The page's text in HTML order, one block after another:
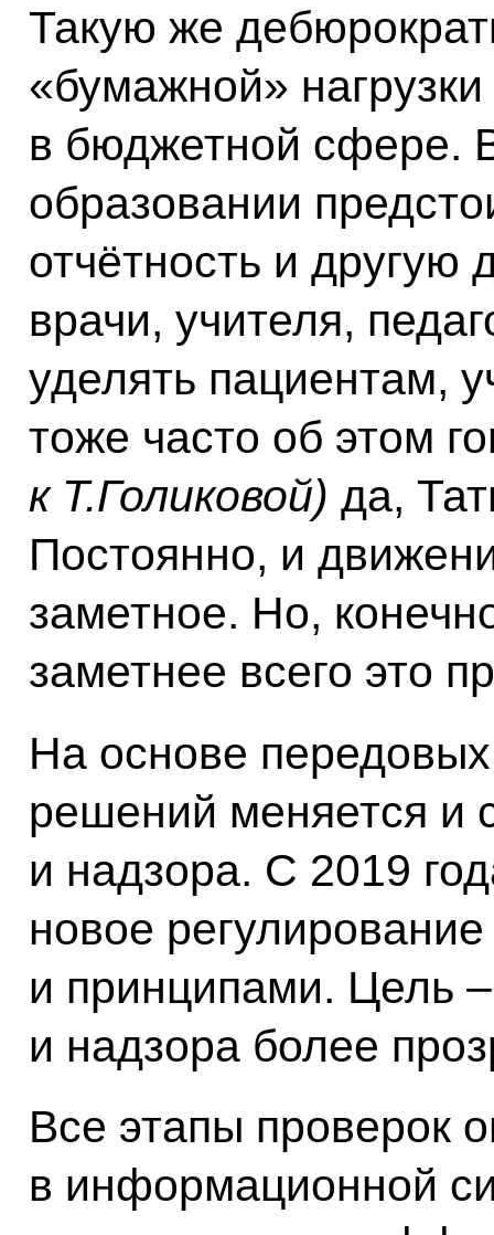
Такую же
«бумажной»
в бюджетной сфере.
образовании
отчётность и другую
врачи, учителя,
уделять пациентам,
тоже часто об этом
к Т.Голиковой) да,
Постоянно, и
заметное. Но,
заметнее всего это
На основе передовых
решений меняется и
и надзора. С 2019
новое
и принципами. Цель
и надзора более
Все этапы проверок
в информационной